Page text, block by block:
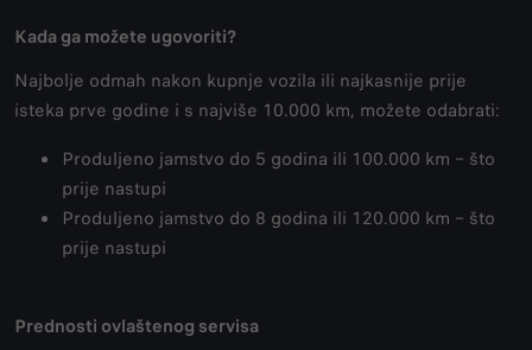
Kada ga možete ugovoriti?
Najbolje odmah nakon kupnje vozila ili najkasnije prije
isteka prve godine i s najviše 10.000 km, možete odabrati:
Produljeno jamstvo do 5 godina ili 100.000 km – što
prije nastupi
Produljeno jamstvo do 8 godina ili 120.000 km – što
prije nastupi
Prednosti ovlaštenog servisa